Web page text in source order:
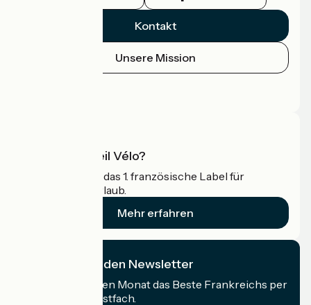
Kontakt
Unsere Mission
Was ist Accueil Vélo?
Accueil Vélo ist das 1. französische Label für
Radfahrer im Urlaub.
Mehr erfahren
Ich abonniere den Newsletter
Erhalten Sie jeden Monat das Beste Frankreichs per
Rad in Ihrem Postfach.